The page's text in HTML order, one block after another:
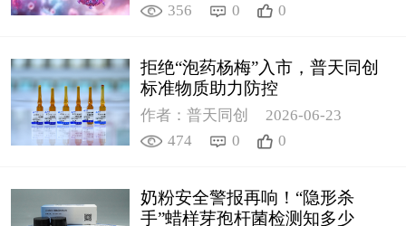
356
0 0
拒绝“泡药杨梅”入市，普天同创
标准物质助力防控
作者：普天同创
2026-06-23
474
0 0
奶粉安全警报再响！“隐形杀
手”蜡样芽孢杆菌检测知多少